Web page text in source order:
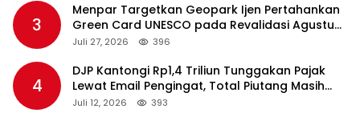
3
Menpar Targetkan Geopark Ijen Pertahankan
Green Card UNESCO pada Revalidasi Agustus
2026
Juli 27, 2026 396
4
DJP Kantongi Rp1,4 Triliun Tunggakan Pajak
Lewat Email Pengingat, Total Piutang Masih
Rp36 Triliun
Juli 12, 2026 393